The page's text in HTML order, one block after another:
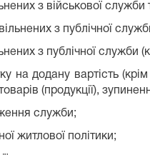
з військової служби
з публічної
з публічної служби
на додану вартість
(продукції),
служби;
житлової політики;